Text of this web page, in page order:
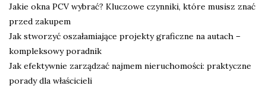
Jakie okna PCV wybrać? Kluczowe czynniki, które musisz znać
przed zakupem
Jak stworzyć oszałamiające projekty graficzne na autach –
kompleksowy poradnik
Jak efektywnie zarządzać najmem nieruchomości: praktyczne
porady dla właścicieli